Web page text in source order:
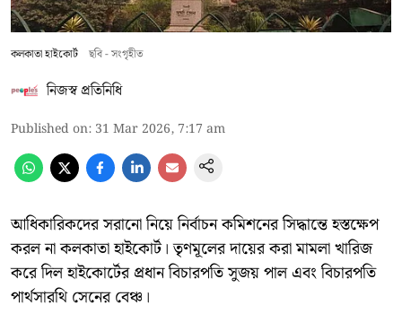
কলকাতা হাইকোর্ট ছবি - সংগৃহীত
নিজস্ব প্রতিনিধি
Published on: 31 Mar 2026, 7:17 am
আধিকারিকদের সরানো নিয়ে নির্বাচন কমিশনের সিদ্ধান্তে হস্তক্ষেপ
করল না কলকাতা হাইকোর্ট। তৃণমূলের দায়ের করা মামলা খারিজ
করে দিল হাইকোর্টের প্রধান বিচারপতি সুজয় পাল এবং বিচারপতি
পার্থসারথি সেনের বেঞ্চ।